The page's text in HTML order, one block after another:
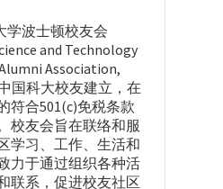
学波士顿校友会
and Technology
Association,
国科大校友建立，在
符合501(c)免税条款
校友会旨在联络和服
学习、工作、生活和
力于通过组织各种活
联系，促进校友社区